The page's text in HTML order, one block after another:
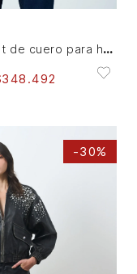
Chaqueta belmont de cuero para hombre capucha y pechera
348 .492
-30%